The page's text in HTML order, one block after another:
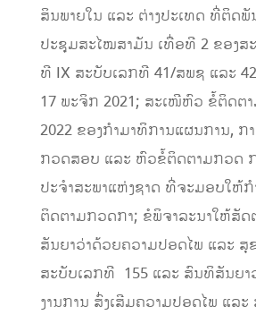
ສິນພາຍໃນ ແລະ ຕ່າງປະເທດ ທີ່ຕິດ
ປະຊຸມສະໄໝສາມັນ ເທື່ອທີ 2 ຂອງສ
ທີ IX ສະບັບເລກທີ 41/ສພຊ ແລະ
17 ພະຈິກ 2021; ສະເໜີຫົວ ຂໍ້ຕິດຕ
2022 ຂອງກຳມາທິການແຜນການ, ກ
ກວດສອບ ແລະ ຫົວຂໍ້ຕິດຕາມກວດ
ປະຈຳສະພາແຫ່ງຊາດ ທີ່ຈະມອບໃຫ້
ຕິດຕາມກວດກາ; ຂໍພິຈາລະນາໃຫ້ສັ
ສັນຍາວ່າດ້ວຍຄວາມປອດໄພ ແລະ ສຸ
ສະບັບເລກທີ 155 ແລະ ສົນທິສັນຍ
ງານການ ສົ່ງເສີມຄວາມປອດໄພ ແລະ